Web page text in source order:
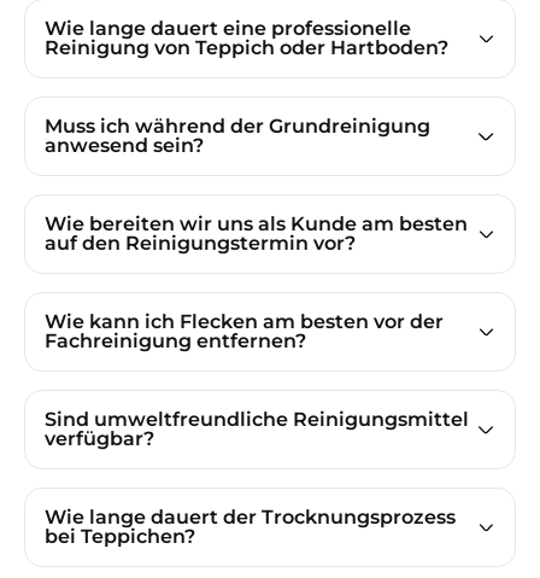
Wie lange dauert eine professionelle
Reinigung von Teppich oder Hartboden?
Muss ich während der Grundreinigung
anwesend sein?
Wie bereiten wir uns als Kunde am besten
auf den Reinigungstermin vor?
Wie kann ich Flecken am besten vor der
Fachreinigung entfernen?
Sind umweltfreundliche Reinigungsmittel
verfügbar?
Wie lange dauert der Trocknungsprozess
bei Teppichen?